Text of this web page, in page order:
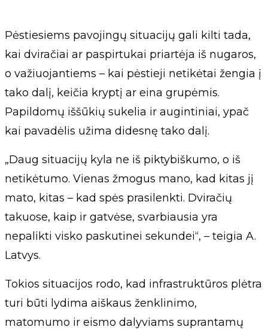
Pėstiesiems pavojingų situacijų gali kilti tada,
kai dviračiai ar paspirtukai priartėja iš nugaros,
o važiuojantiems – kai pėstieji netikėtai žengia į
tako dalį, keičia kryptį ar eina grupėmis.
Papildomų iššūkių sukelia ir augintiniai, ypač
kai pavadėlis užima didesnę tako dalį.
„Daug situacijų kyla ne iš piktybiškumo, o iš
netikėtumo. Vienas žmogus mano, kad kitas jį
mato, kitas – kad spės prasilenkti. Dviračių
takuose, kaip ir gatvėse, svarbiausia yra
nepalikti visko paskutinei sekundei“, – teigia A.
Latvys.
Tokios situacijos rodo, kad infrastruktūros plėtra
turi būti lydima aiškaus ženklinimo,
matomumo ir eismo dalyviams suprantamų